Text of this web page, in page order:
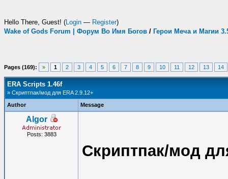
Hello There, Guest! (Login — Register)
Wake of Gods Forum | Форум Во Имя Богов / Герои Меча и Магии
Pages (169): » 1 2 3 4 5 6 7 8 9 10 11 12 13 14
ERA Scripts 1.46f
» Скриптпак/мод для ERA 2.9.12+
Author
Message
Algor
Posts: 3883
Скриптпак/мод